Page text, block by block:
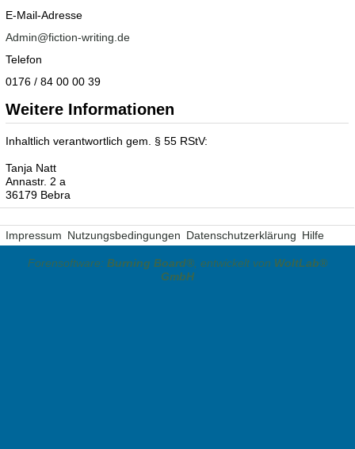
E-Mail-Adresse
Admin@fiction-writing.de
Telefon
0176 / 84 00 00 39
Weitere Informationen
Inhaltlich verantwortlich gem. § 55 RStV:
Tanja Natt
Annastr. 2 a
36179 Bebra
Impressum Nutzungsbedingungen Datenschutzerklärung Hilfe
Forensoftware: Burning Board® , entwickelt von WoltLab®
GmbH